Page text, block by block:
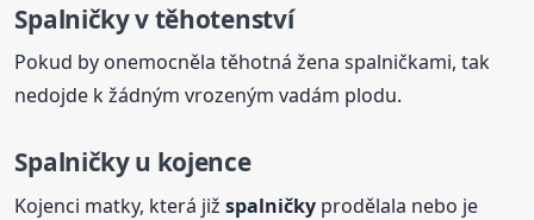
Spalničkyv těhotenství
Pokud by onemocněla těhotná žena spalničkami, tak
nedojde k žádným vrozeným vadám plodu.
Spalničkyu kojence
Kojenci matky, která jižspalničky prodělala nebo je